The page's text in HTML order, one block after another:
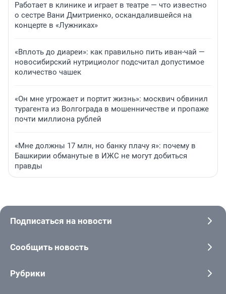
Работает в клинике и играет в театре — что известно
о сестре Вани Дмитриенко, оскандалившейся на
концерте в «Лужниках»
«Вплоть до диареи»: как правильно пить иван-чай —
новосибирский нутрициолог подсчитал допустимое
количество чашек
«Он мне угрожает и портит жизнь»: москвич обвинил
турагента из Волгограда в мошенничестве и пропаже
почти миллиона рублей
«Мне должны 17 млн, но банку плачу я»: почему в
Башкирии обманутые в ИЖС не могут добиться
правды
Подписаться на новости
Сообщить новость
Рубрики